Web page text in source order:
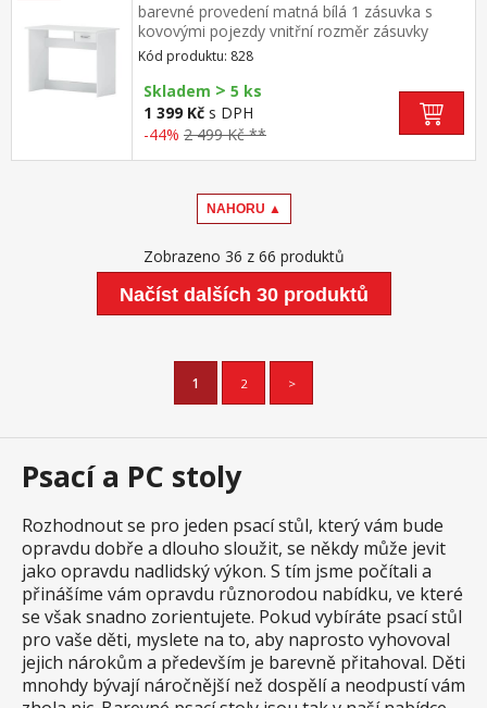
barevné provedení matná bílá 1 zásuvka s
kovovými pojezdy vnitřní rozměr zásuvky
(š/h/v) 27 × 31 × 9 cm montáž možná pouze
na pravou stranu
Kód produktu: 828
Skladem > 5 ks
1 399 Kč s DPH
-44% 2 499 Kč **
NAHORU ▲
Zobrazeno 36 z 66 produktů
Načíst dalších 30 produktů
1 2 >
Psací a PC stoly
Rozhodnout se pro jeden psací stůl, který vám bude
opravdu dobře a dlouho sloužit, se někdy může jevit
jako opravdu nadlidský výkon. S tím jsme počítali a
přinášíme vám opravdu různorodou nabídku, ve které
se však snadno zorientujete. Pokud vybíráte psací stůl
pro vaše děti, myslete na to, aby naprosto vyhovoval
jejich nárokům a především je barevně přitahoval. Děti
mnohdy bývají náročnější než dospělí a neodpustí vám